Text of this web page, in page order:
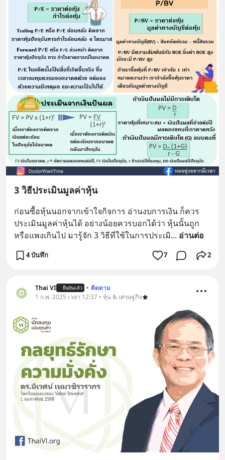
3 วิธีประเมินมูลค่าหุ้น
ก่อนซื้อหุ้นนอกจากเข้าใจกิจการ อ่านงบการเงิน ก็ควร
ประเมินมูลค่าหุ้นได้ อย่างน้อยควรบอกได้ว่า หุ้นนั้นถูก
หรือแพงเกินไป มารู้จัก 3 วิธีที่ใช้ในการประเมิ... อ่านต่อ
4 บันทึก 7 2
Thai VI ยืนยันแล้ว • ติดตาม
1 ก.พ. 2025 เวลา 12:37 • หุ้น & เศรษฐกิจ